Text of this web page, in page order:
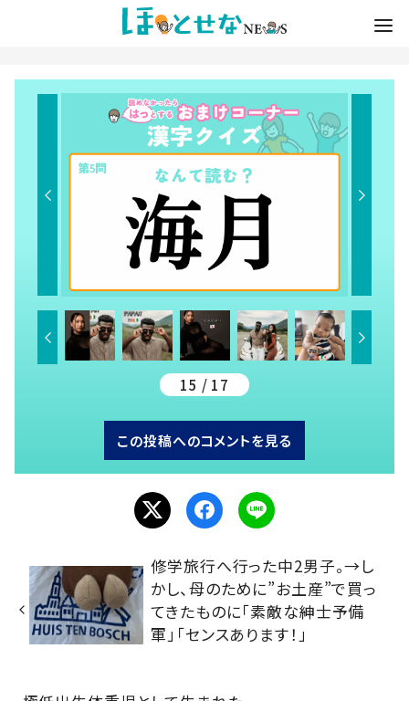
15 / 17
この投稿へのコメントを見る
修学旅行へ行った中2男子。→し
かし、母のために”お土産”で買っ
てきたものに「素敵な紳士予備
軍」「センスあります！」